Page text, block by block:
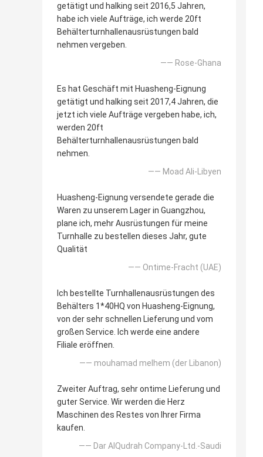
getätigt und halking seit 2016,5 Jahren,
habe ich viele Aufträge, ich werde 20ft
Behälterturnhallenausrüstungen bald
nehmen vergeben.
—— Rose-Ghana
Es hat Geschäft mit Huasheng-Eignung
getätigt und halking seit 2017,4 Jahren, die
jetzt ich viele Aufträge vergeben habe, ich,
werden 20ft
Behälterturnhallenausrüstungen bald
nehmen.
—— Moad Ali-Libyen
Huasheng-Eignung versendete gerade die
Waren zu unserem Lager in Guangzhou,
plane ich, mehr Ausrüstungen für meine
Turnhalle zu bestellen dieses Jahr, gute
Qualität
—— Ontime-Fracht (UAE)
Ich bestellte Turnhallenausrüstungen des
Behälters 1*40HQ von Huasheng-Eignung,
von der sehr schnellen Lieferung und vom
großen Service. Ich werde eine andere
Filiale eröffnen.
—— mouhamad melhem (der Libanon)
Zweiter Auftrag, sehr ontime Lieferung und
guter Service. Wir werden die Herz
Maschinen des Restes von Ihrer Firma
kaufen.
—— Dar AlQudrah Company-Ltd.-Saudi